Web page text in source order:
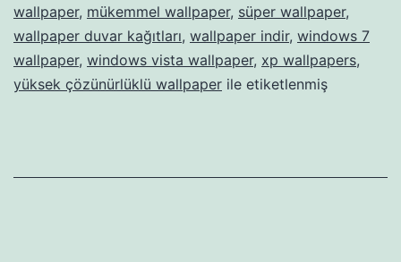
wallpaper, mükemmel wallpaper, süper wallpaper,
wallpaper duvar kağıtları, wallpaper indir, windows 7
wallpaper, windows vista wallpaper, xp wallpapers,
yüksek çözünürlüklü wallpaper ile etiketlenmiş